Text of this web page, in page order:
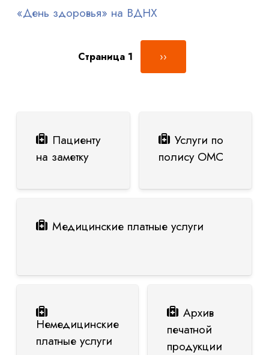
«День здоровья» на ВДНХ
Нумерация страниц
Страница 1 Следующая страница
››
Пациенту
на заметку
Услуги по
полису ОМС
Медицинские платные услуги
Немедицинские
платные услуги
Архив
печатной
продукции